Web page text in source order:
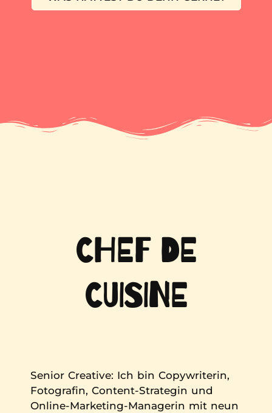
CHEF DE
CUISINE
Senior Creative: Ich bin Copywriterin,
Fotografin, Content-Strategin und
Online-Marketing-Managerin mit neun